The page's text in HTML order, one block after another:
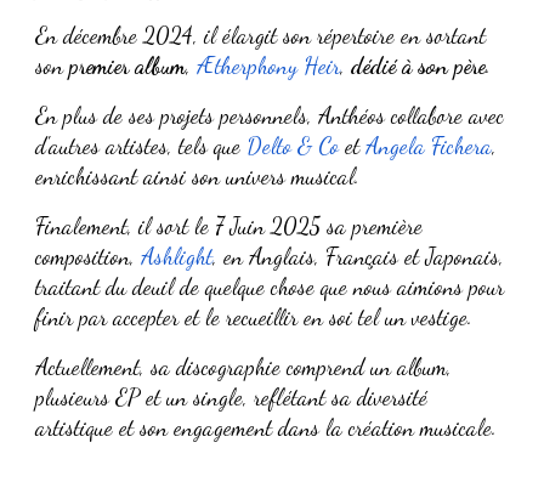
En décembre 2024, il élargit son répertoire en sortant
sonpremier album,Ætherphony Heir,dédié à son père.
En plus de ses projets personnels, Anthéos collabore avec
d'autres artistes, tels que Delto & CoetAngela Fichera,
enrichissant ainsi son univers musical.
Finalement, il sort le 7 Juin 2025 sa première
composition,Ashlight, en Anglais, Français et Japonais,
traitant du deuil de quelque chose que nous aimions pour
finir par accepter et le recueillir en soi tel un vestige.
Actuellement, sa discographie comprend un album,
plusieurs EP et un single, reflétant sa diversité
artistique et son engagement dans la création musicale.